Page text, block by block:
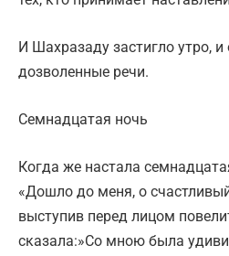
И Шахразаду застигло утро, и
дозволенные речи.
Семнадцатая ночь
Когда же настала
«Дошло до меня, о
выступив перед лицом
сказала:»Со мною была